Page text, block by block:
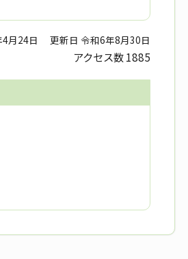
月24日 更新日 令和6年8月30日
アクセス数1885